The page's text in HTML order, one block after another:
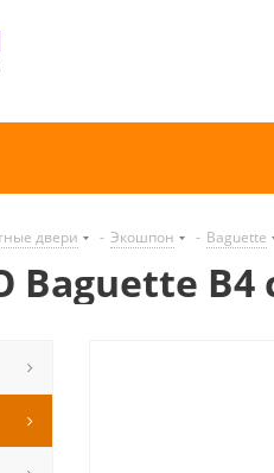
двери - Экошпон - Baguette
B4